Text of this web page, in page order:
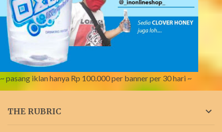
~ pasang iklan hanya Rp 100.000 per banner per 30 hari ~
THE RUBRIC